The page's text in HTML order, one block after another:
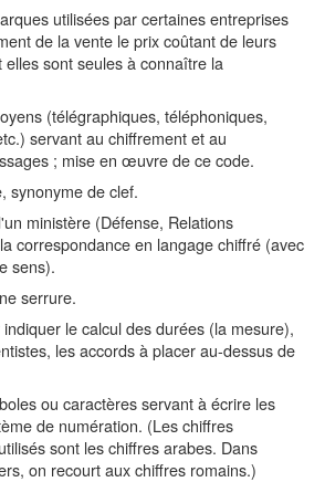
utilisées par certaines entreprises
de la vente le prix coûtant de leurs
sont seules à connaître la
(télégraphiques, téléphoniques,
servant au chiffrement et au
; mise en œuvre de ce code.
synonyme de clef.
ministère (Défense, Relations
correspondance en langage chiffré (avec
sens).
serrure.
le calcul des durées (la mesure),
les accords à placer au-dessus de
ou caractères servant à écrire les
de numération. (Les chiffres
sont les chiffres arabes. Dans
on recourt aux chiffres romains.)